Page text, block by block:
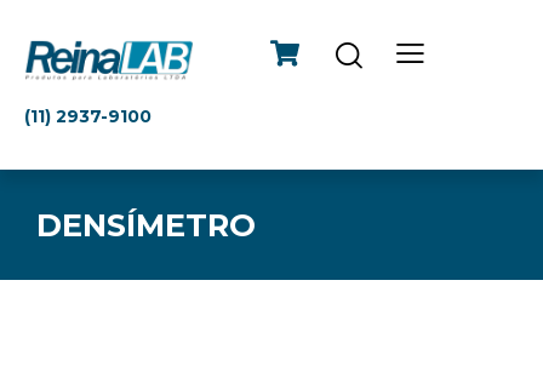
(11) 2937-9100
DENSÍMETRO